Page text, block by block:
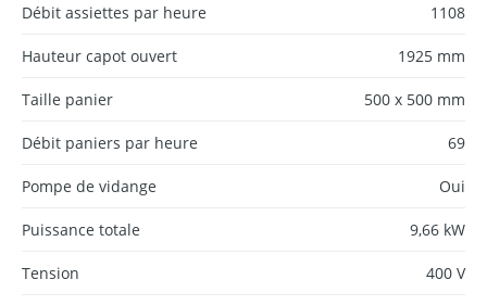
Débit assiettes par heure 1108
Hauteur capot ouvert 1925 mm
Taille panier 500 x 500 mm
Débit paniers par heure 69
Pompe de vidange Oui
Puissance totale 9,66 kW
Tension 400 V